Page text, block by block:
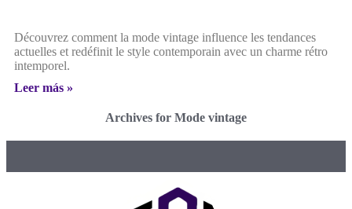
Découvrez comment la mode vintage influence les tendances
actuelles et redéfinit le style contemporain avec un charme rétro
intemporel.
Leer más »
Archives for Mode vintage